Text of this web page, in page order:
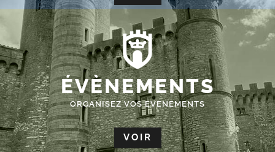
ÉVÈNEMENTS
ORGANISEZ VOS EVENEMENTS
VOIR